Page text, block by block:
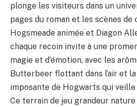
plonge les visiteurs dans un
pages du roman et les scènes de
Hogsmeade animée et Diagon
chaque recoin invite à une
magie et d’émotion, avec les
Butterbeer flottant dans l’air et
imposante de Hogwarts qui
Ce terrain de jeu grandeur